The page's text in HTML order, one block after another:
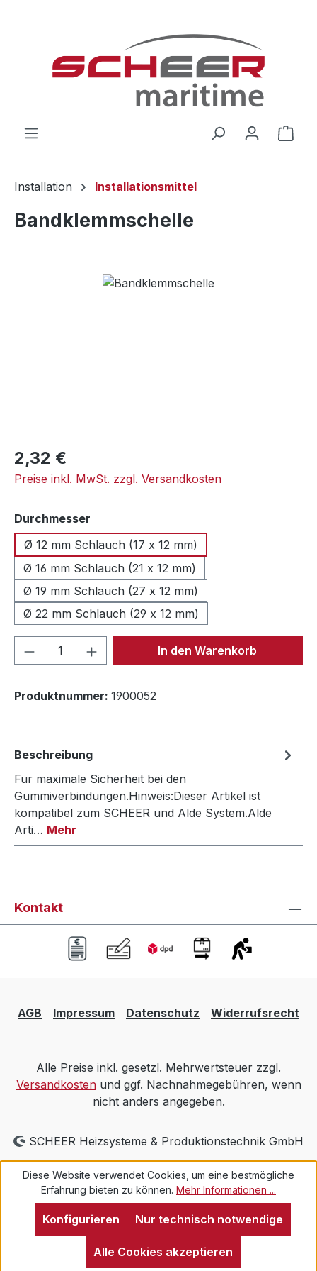
Installation Installationsmittel
Bandklemmschelle
Bildergalerie überspringen
Regulärer Preis:
2,32 €
Preise inkl. MwSt. zzgl. Versandkosten
Durchmesser
Ø 12 mm Schlauch (17 x 12 mm)
Ø 16 mm Schlauch (21 x 12 mm)
Ø 19 mm Schlauch (27 x 12 mm)
Ø 22 mm Schlauch (29 x 12 mm)
Produkt Anzahl: Gib denIn den Warenkorb
Produktnummer: 1900052
Beschreibung
Für maximale Sicherheit bei den
Gummiverbindungen.Hinweis:Dieser Artikel ist
kompatibel zum SCHEER und Alde System.Alde
Arti… Mehr
Kontakt
AGB Impressum Datenschutz Widerrufsrecht
Alle Preise inkl. gesetzl. Mehrwertsteuer zzgl.
Versandkostenund ggf. Nachnahmegebühren, wenn
nicht anders angegeben.
SCHEER Heizsysteme & Produktionstechnik GmbH
Diese Website verwendet Cookies, um eine bestmögliche
Erfahrung bieten zu können. Mehr Informationen ...
Nur technisch notwendige
Konfigurieren
Alle Cookies akzeptieren